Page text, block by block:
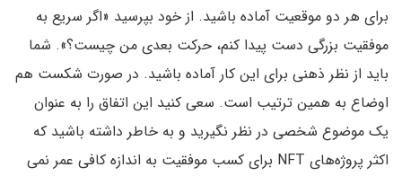
برای هر دو موقعیت آماده باشید. از خود بپرسید «اگر سریع به
موفقیت بزرگی دست پیدا کنم، حرکت بعدی من چیست؟». شما
باید از نظر ذهنی برای این کار آماده باشید. در صورت شکست هم
اوضاع به همین ترتیب است. سعی کنید این اتفاق را به عنوان
یک موضوع شخصی در نظر نگیرید و به خاطر داشته باشید که
اکثر پروژه‌های NFT برای کسب موفقیت به اندازه کافی عمر نمی